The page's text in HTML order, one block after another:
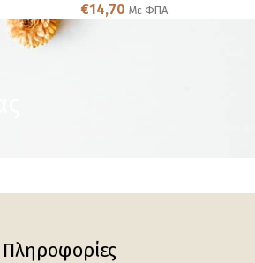
€14,70 Με ΦΠΑ
Πληροφορίες